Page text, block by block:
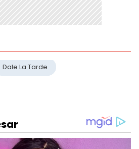
Dale La Tarde